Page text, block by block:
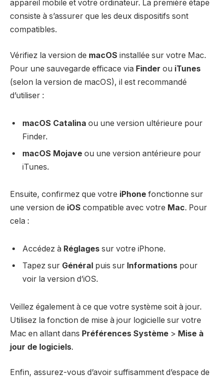
appareil mobile et votre ordinateur. La première étape
consiste à s’assurer que les deux dispositifs sont
compatibles.
Vérifiez la version de macOS installée sur votre Mac.
Pour une sauvegarde efficace via Finder ou iTunes
(selon la version de macOS), il est recommandé
d’utiliser :
macOS Catalina ou une version ultérieure pour
Finder.
macOS Mojave ou une version antérieure pour
iTunes.
Ensuite, confirmez que votre iPhone fonctionne sur
une version de iOS compatible avec votre Mac. Pour
cela :
Accédez à Réglages sur votre iPhone.
Tapez sur Général puis sur Informations pour
voir la version d’iOS.
Veillez également à ce que votre système soit à jour.
Utilisez la fonction de mise à jour logicielle sur votre
Mac en allant dans Préférences Système > Mise à
jour de logiciels.
Enfin, assurez-vous d’avoir suffisamment d’espace de